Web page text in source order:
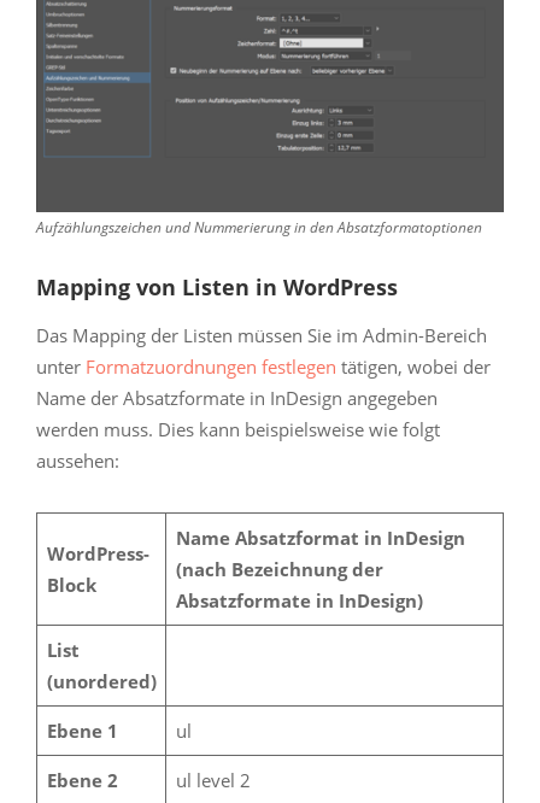
Aufzählungszeichen und Nummerierung in den Absatzformatoptionen
Mapping von Listen in WordPress
Das Mapping der Listen müssen Sie im Admin-Bereich
unter Formatzuordnungen festlegen tätigen, wobei der
Name der Absatzformate in InDesign angegeben
werden muss. Dies kann beispielsweise wie folgt
aussehen:
WordPress-
Block
Name Absatzformat in InDesign
(nach Bezeichnung der
Absatzformate in InDesign)
List
(unordered)
Ebene 1 ul
Ebene 2 ul level 2